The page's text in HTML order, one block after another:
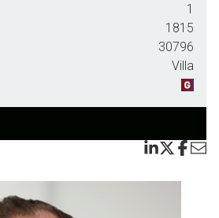
1
1815
30796
Villa